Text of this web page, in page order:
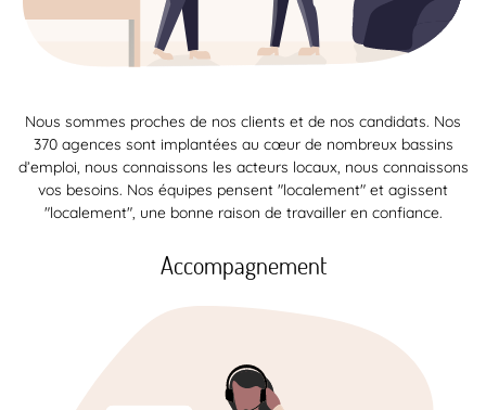
Nous sommes proches de nos clients et de nos candidats. Nos
370 agences sont implantées au cœur de nombreux bassins
d’emploi, nous connaissons les acteurs locaux, nous connaissons
vos besoins. Nos équipes pensent "localement" et agissent
"localement", une bonne raison de travailler en confiance.
Accompagnement